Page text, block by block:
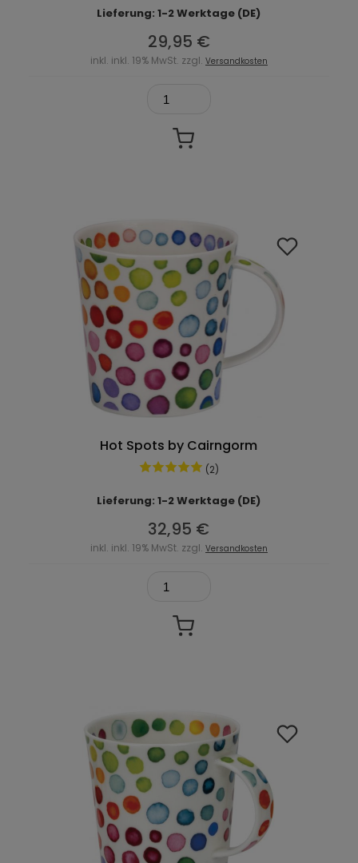
Lieferung: 1-2 Werktage (DE)
29,95 €
inkl. inkl. 19% MwSt. zzgl. Versandkosten
Hot Spots by Cairngorm
(2)
Lieferung: 1-2 Werktage (DE)
32,95 €
inkl. inkl. 19% MwSt. zzgl. Versandkosten